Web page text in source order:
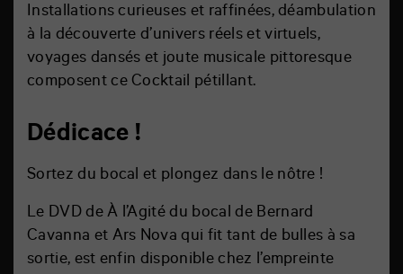
Installations curieuses et raffinées, déambulation
à la découverte d’univers réels et virtuels,
voyages dansés et joute musicale pittoresque
composent ce Cocktail pétillant.
Dédicace !
Sortez du bocal et plongez dans le nôtre !
Le DVD de À l’Agité du bocal de Bernard
Cavanna et Ars Nova qui fit tant de bulles à sa
sortie, est enfin disponible chez l’empreinte